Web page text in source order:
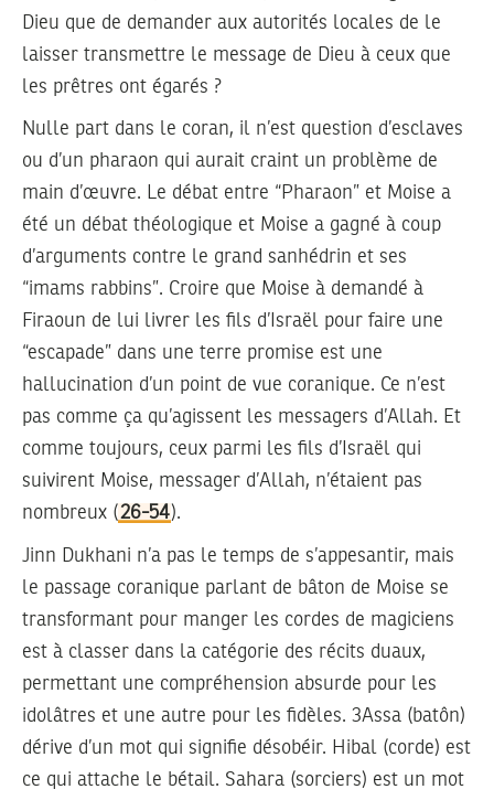
Dieu que de demander aux autorités locales de le
laisser transmettre le message de Dieu à ceux que
les prêtres ont égarés ?
Nulle part dans le coran, il n’est question d’esclaves
ou d’un pharaon qui aurait craint un problème de
main d’œuvre. Le débat entre “Pharaon” et Moise a
été un débat théologique et Moise a gagné à coup
d’arguments contre le grand sanhédrin et ses
“imams rabbins”. Croire que Moise à demandé à
Firaoun de lui livrer les fils d’Israël pour faire une
“escapade” dans une terre promise est une
hallucination d’un point de vue coranique. Ce n’est
pas comme ça qu’agissent les messagers d’Allah. Et
comme toujours, ceux parmi les fils d’Israël qui
suivirent Moise, messager d’Allah, n’étaient pas
nombreux (26-54).
Jinn Dukhani n’a pas le temps de s’appesantir, mais
le passage coranique parlant de bâton de Moise se
transformant pour manger les cordes de magiciens
est à classer dans la catégorie des récits duaux,
permettant une compréhension absurde pour les
idolâtres et une autre pour les fidèles. 3Assa (batôn)
dérive d’un mot qui signifie désobéir. Hibal (corde) est
ce qui attache le bétail. Sahara (sorciers) est un mot